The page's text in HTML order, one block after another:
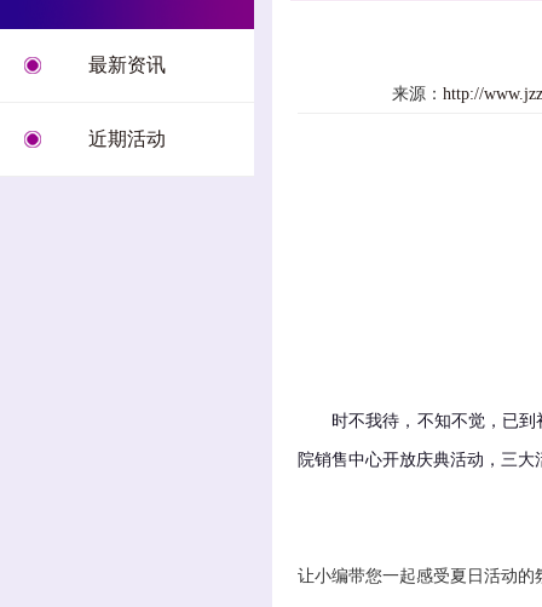
最新资讯
近期活动
来源： http://
时不我待，不知不觉，已
院销售中心开放庆典活动，三
让小编带您一起感受夏日活动的